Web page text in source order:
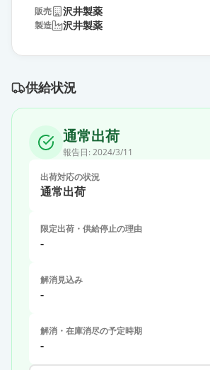
販売 沢井製薬
製造 沢井製薬
供給状況
通常出荷
報告日: 2024/3/11
出荷対応の状況
通常出荷
限定出荷・供給停止の理由
-
解消見込み
-
解消・在庫消尽の予定時期
-